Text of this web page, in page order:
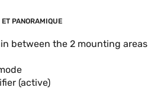
PANORAMIQUE
between the 2 mounting areas
(active)